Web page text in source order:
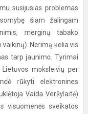
susijusias problemas
šiam žalingam
merginų tabako
Nerimą kelia vis
tarp jaunimo. Tyrimai
moksleivių per
rūkyti elektronines
Vaida Veršylaitė)
visuomenės sveikatos